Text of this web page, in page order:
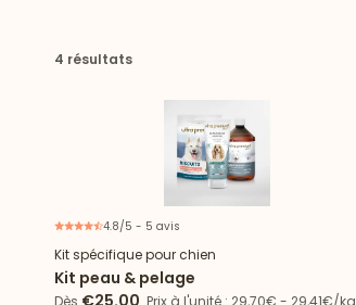
4 résultats
4.8/5 - 5 avis
Kit spécifique pour chien
Kit peau & pelage
Dès €25.00 Prix à l'unité : 29,70€ - 29,41€/kg